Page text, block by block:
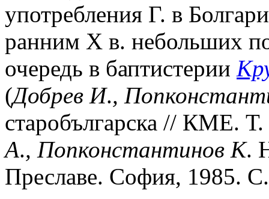
употребления Г. в
ранним X в. небольших
очередь в баптистерии
(Добрев И.,
старобългарска // КМЕ.
A., Попконстантинов К.
Преславе. София, 1985.